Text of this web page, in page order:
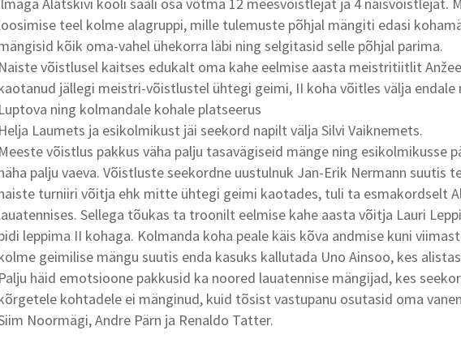
teel kolme alagruppi, mille tulemuste põhjal mängiti edasi
kõik oma-vahel ühekorra läbi ning selgitasid selle põhjal parima.
Naiste võistlusel kaitses edukalt oma kahe eelmise aasta meistritiitlit
jällegi meistri-võistlustel ühtegi geimi, II koha võitles välja endale
Luptova ning kolmandale kohale platseerus
Helja Laumets ja esikolmikust jäi seekord napilt välja Silvi Vaiknemets.
Meeste võistlus pakkus väha palju tasavägiseid mänge ning esikolmikusse
palju vaeva. Võistluste seekordne uustulnuk Jan-Erik Nermann suutis
turniiri võitja ehk mitte ühtegi geimi kaotades, tuli ta esmakordselt
Sellega tõukas ta troonilt eelmise kahe aasta võitja Lauri
leppima II kohaga. Kolmanda koha peale käis kõva andmise kuni
geimilise mängu suutis enda kasuks kallutada Uno Ainsoo, kes
Palju häid emotsioone pakkusid ka noored lauatennise mängijad, kes
kohtadele ei mänginud, kuid tõsist vastupanu osutasid oma
Noormägi, Andre Pärn ja Renaldo Tatter.